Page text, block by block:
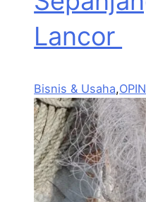
Lancor
Bisnis & Usaha,